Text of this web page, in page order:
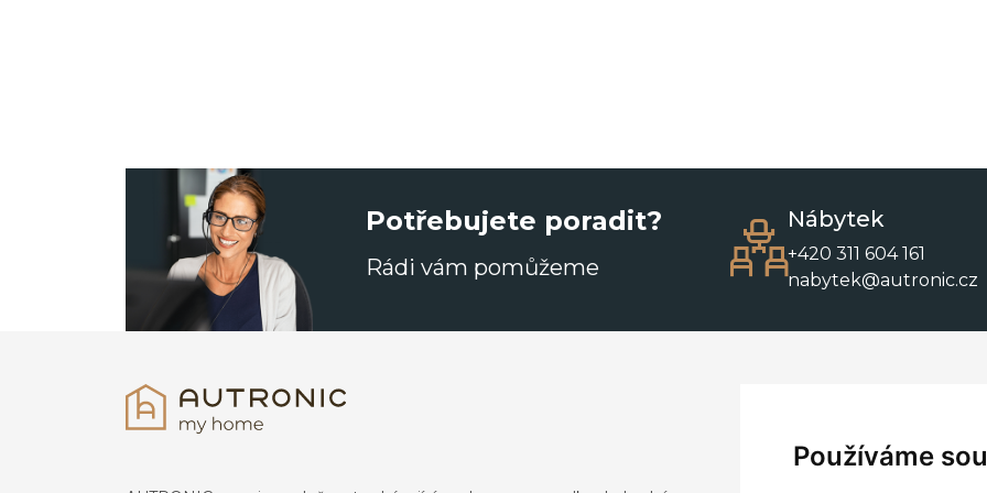
Používáme
Potřebujete poradit?
Rádi vám pomůžeme
Nábytek
+420 311 604 161
nabytek@autronic.cz